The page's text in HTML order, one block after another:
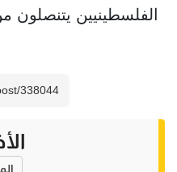
الفلسطينيين يتنصلون